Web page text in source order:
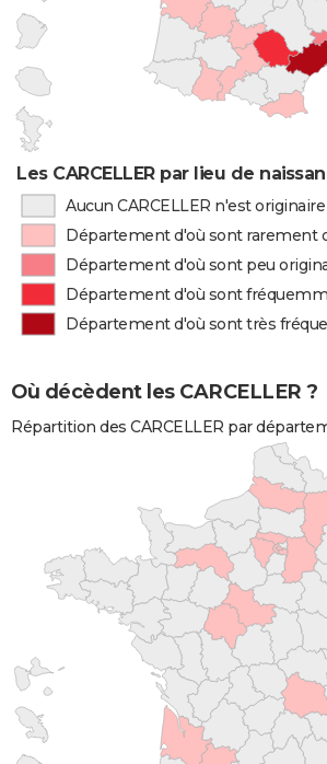
Les CARCELLER par lieu de
Aucun CARCELLER n'est
Département d'où sont rarement
Département d'où sont peu
Département d'où sont
Département d'où sont très
Où décèdent les CARCELLER ?
Répartition des CARCELLER par